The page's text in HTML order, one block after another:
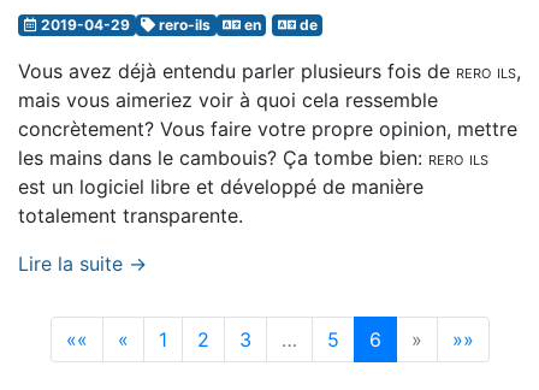
2019-04-29 rero-ils en de
Vous avez déjà entendu parler plusieurs fois de rero ils,
mais vous aimeriez voir à quoi cela ressemble
concrètement? Vous faire votre propre opinion, mettre
les mains dans le cambouis? Ça tombe bien: rero ils
est un logiciel libre et développé de manière
totalement transparente.
Lire la suite →
«« « 1 2 3 … 5 6 » »»